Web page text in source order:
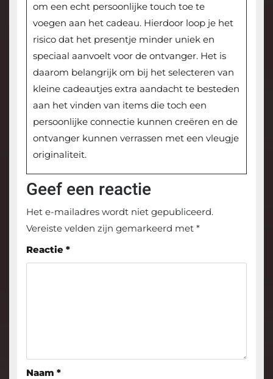
om een echt persoonlijke touch toe te
voegen aan het cadeau. Hierdoor loop je het
risico dat het presentje minder uniek en
speciaal aanvoelt voor de ontvanger. Het is
daarom belangrijk om bij het selecteren van
kleine cadeautjes extra aandacht te besteden
aan het vinden van items die toch een
persoonlijke connectie kunnen creëren en de
ontvanger kunnen verrassen met een vleugje
originaliteit.
Geef een reactie
Het e-mailadres wordt niet gepubliceerd.
Vereiste velden zijn gemarkeerd met *
Reactie *
Naam *